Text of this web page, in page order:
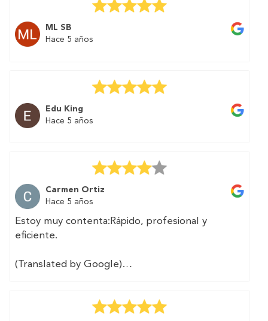
Muy recommendable.
(Translated by Google)
Thanks to the Tramitame service I have been
second home. And above all without
complications and in a simple way. The
professional contacted me and carried out the
procedures I needed in two days.
ML SB
Hace 5 años
Edu King
Hace 5 años
Carmen Ortiz
Hace 5 años
Estoy muy contenta:Rápido, profesional y
eficiente.
(Translated by Google)